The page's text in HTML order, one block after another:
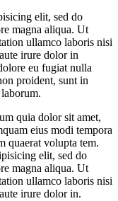
elit, sed do
magna aliqua. Ut
ullamco laboris nisi
irure dolor in
eu fugiat nulla
proident, sunt in
quia dolor sit amet,
eius modi tempora
quaerat volupta tem.
elit, sed do
magna aliqua. Ut
ullamco laboris nisi
irure dolor in.